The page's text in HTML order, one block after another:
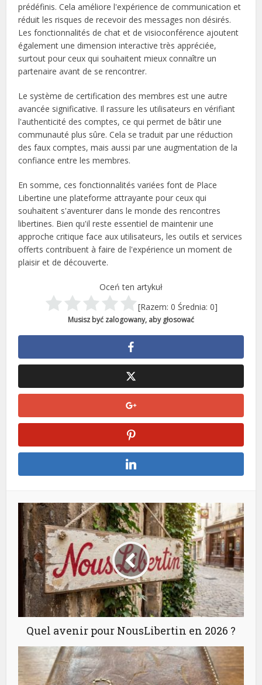
prédéfinis. Cela améliore l'expérience de communication et
réduit les risques de recevoir des messages non désirés.
Les fonctionnalités de chat et de visioconférence ajoutent
également une dimension interactive très appréciée,
surtout pour ceux qui souhaitent mieux connaître un
partenaire avant de se rencontrer.
Le système de certification des membres est une autre
avancée significative. Il rassure les utilisateurs en vérifiant
l'authenticité des comptes, ce qui permet de bâtir une
communauté plus sûre. Cela se traduit par une réduction
des faux comptes, mais aussi par une augmentation de la
confiance entre les membres.
En somme, ces fonctionnalités variées font de Place
Libertine une plateforme attrayante pour ceux qui
souhaitent s'aventurer dans le monde des rencontres
libertines. Bien qu'il reste essentiel de maintenir une
approche critique face aux utilisateurs, les outils et services
offerts contribuent à faire de l'expérience un moment de
plaisir et de découverte.
Oceń ten artykuł
[Razem: 0 Średnia: 0]
Musisz być zalogowany, aby głosować
Quel avenir pour NousLibertin en 2026 ?